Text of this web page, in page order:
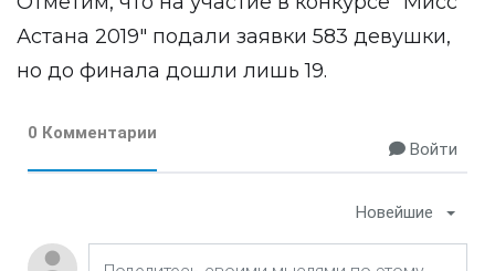
Астана 2019" подали заявки 583 девушки,
но до финала дошли лишь 19.
0 Комментарии
Войти
Новейшие